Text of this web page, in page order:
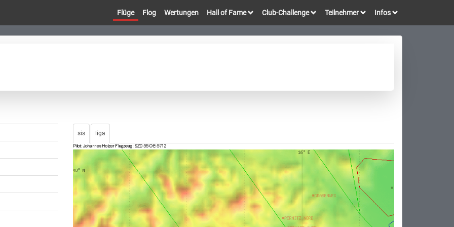
Flüge Flog Wertungen Hall of Fame Club-Challenge Teilnehmer Infos
sis liga